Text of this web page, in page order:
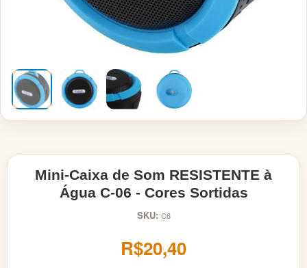
Mini-Caixa de Som RESISTENTE à
Água C-06 - Cores Sortidas
SKU: C6
R$20,40